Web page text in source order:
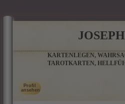
KARTENLEGEN,
TAROTKARTEN,